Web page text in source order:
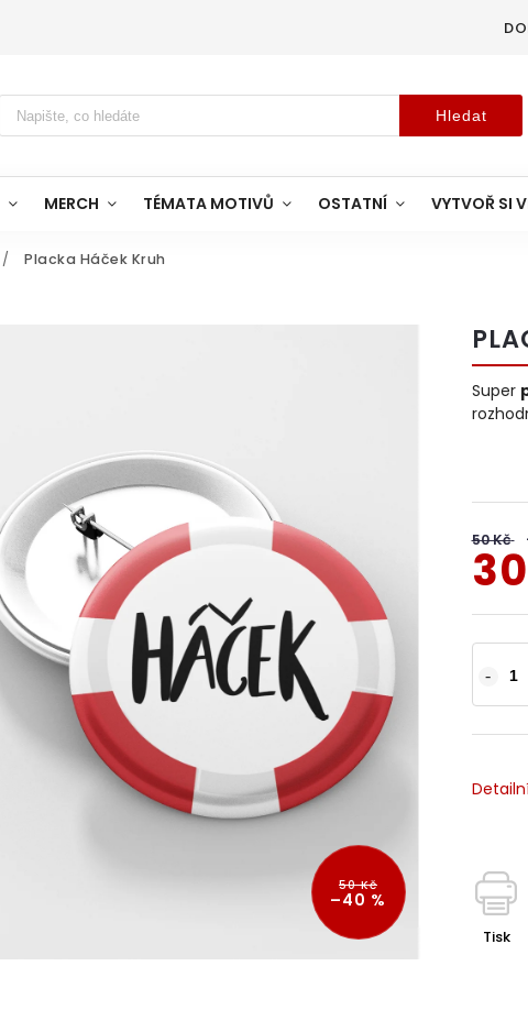
Hledat
MERCH TÉMATA MOTIVŮ OSTATNÍ VYTVOŘ SI
/ Placka Háček Kruh
50 Kč
–40 %
50 Kč
Super
Tisk